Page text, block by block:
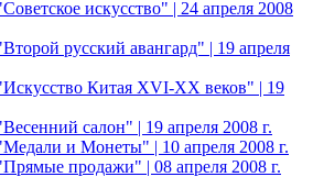
искусство" | 24 апреля 2008
русский авангард" | 19 апреля
Китая XVI-XX веков" | 19
салон" | 19 апреля 2008 г.
и Монеты" | 10 апреля 2008 г.
продажи" | 08 апреля 2008 г.